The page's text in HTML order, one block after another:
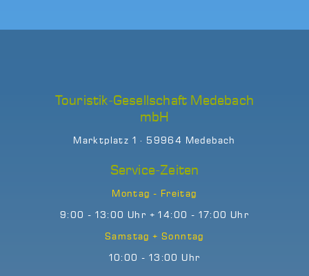
Touristik-Gesellschaft Medebach
mbH
Marktplatz 1 · 59964 Medebach
Service-Zeiten
Montag - Freitag
9:00 - 13:00 Uhr + 14:00 - 17:00 Uhr
Samstag + Sonntag
10:00 - 13:00 Uhr